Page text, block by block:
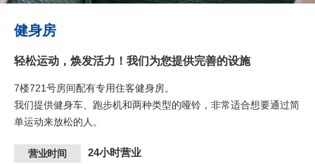
健身房
轻松运动，焕发活力！我们为您提供完善的设施
7楼721号房间配有专用住客健身房。
我们提供健身车、跑步机和两种类型的哑铃，非常适合想要通过简
单运动来放松的人。
营业时间 24小时营业